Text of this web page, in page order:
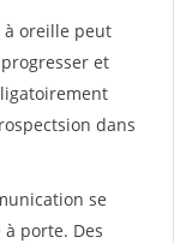
à oreille peut
et
dans
se
porte. Des